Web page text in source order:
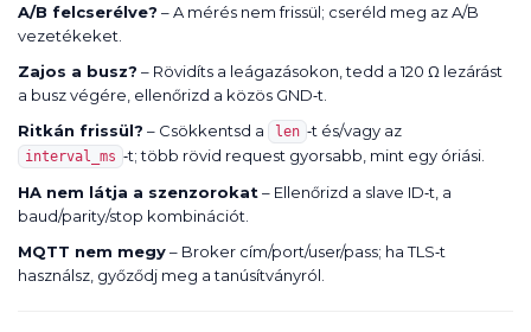
A/B felcserélve? – A mérés nem frissül; cseréld meg az A/B
vezetékeket.
Zajos a busz? – Rövidíts a leágazásokon, tedd a 120 Ω lezárást
a busz végére, ellenőrizd a közös GND‑t.
Ritkán frissül? – Csökkentsd a len ‑t és/vagy az
interval_ms ‑t; több rövid request gyorsabb, mint egy óriási.
HA nem látja a szenzorokat– Ellenőrizd a slave ID‑t, a
baud/parity/stop kombinációt.
MQTT nem megy– Broker cím/port/user/pass; ha TLS‑t
használsz, győződj meg a tanúsítványról.